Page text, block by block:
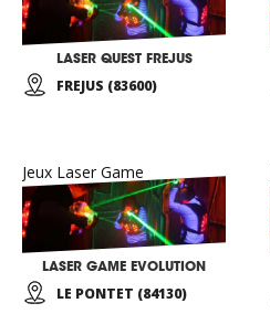
LASER QUEST FREJUS
FREJUS (83600)
Jeux Laser Game
LASER GAME EVOLUTION
LE PONTET (84130)